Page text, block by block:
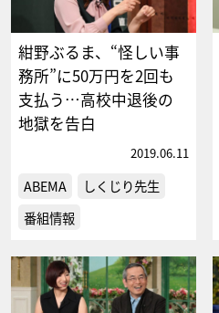
紺野ぶるま、“怪しい事
務所”に50万円を2回も
支払う…高校中退後の
地獄を告白
2019.06.11
ABEMA
しくじり先生
番組情報